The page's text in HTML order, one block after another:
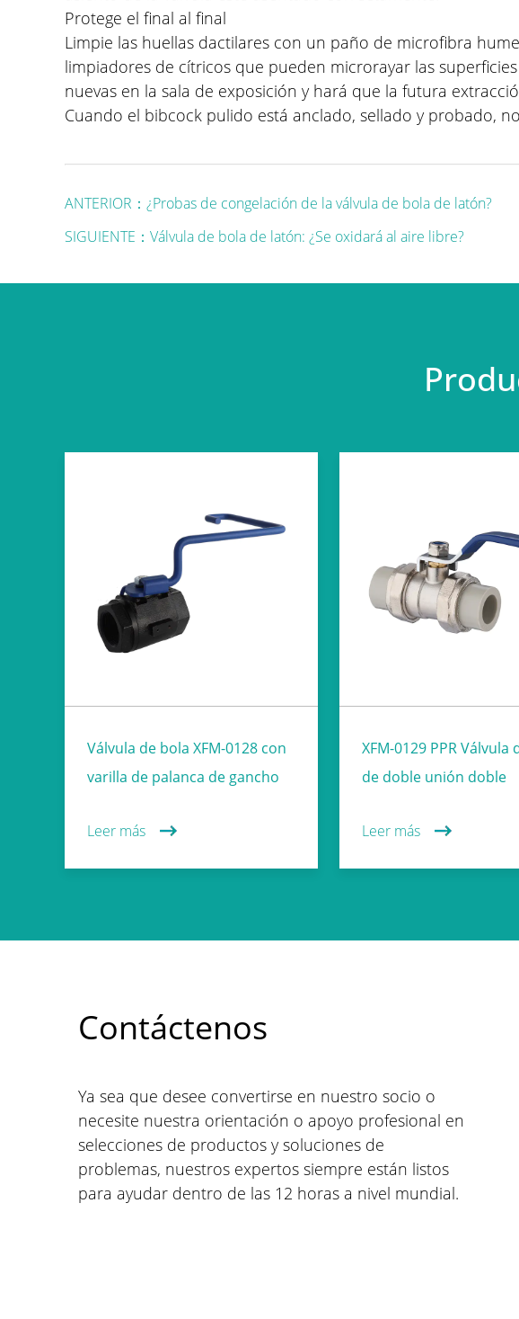
Protege el final al final
Limpie las huellas dactilares con un paño de microfibra
limpiadores de cítricos que pueden microrayar las
nuevas en la sala de exposición y hará que la futura
Cuando el bibcock pulido está anclado, sellado y probado,
ANTERIOR：¿Probas de congelación de la válvula de bola de latón?
SIGUIENTE：Válvula de bola de latón: ¿Se oxidará al aire libre?
Válvula de bola XFM-0128 con
varilla de palanca de gancho
Leer más
XFM-0129 PPR Válvula
de doble unión doble
Leer más
Contáctenos
Ya sea que desee convertirse en nuestro socio o
necesite nuestra orientación o apoyo profesional en
selecciones de productos y soluciones de
problemas, nuestros expertos siempre están listos
para ayudar dentro de las 12 horas a nivel mundial.